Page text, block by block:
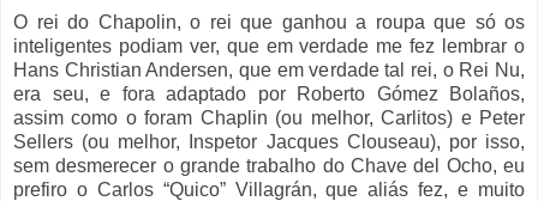
O rei do Chapolin, o rei que ganhou a roupa que só os
inteligentes podiam ver, que em verdade me fez lembrar o
Hans Christian Andersen, que em verdade tal rei, o Rei Nu,
era seu, e fora adaptado por Roberto Gómez Bolaños,
assim como o foram Chaplin (ou melhor, Carlitos) e Peter
Sellers (ou melhor, Inspetor Jacques Clouseau), por isso,
sem desmerecer o grande trabalho do Chave del Ocho, eu
prefiro o Carlos “Quico” Villagrán, que aliás fez, e muito